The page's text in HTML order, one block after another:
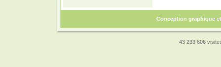
Conception graphique
43 233 606